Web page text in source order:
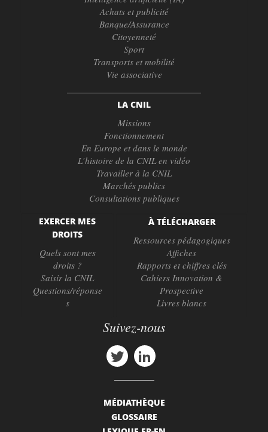
Achats et publicité
Banque/Assurance
Citoyenneté
Sport
Transports et mobilité
Vie associative
LA CNIL
Missions
Fonctionnement
En Europe et dans le monde
L’histoire de la CNIL en vidéo
Travailler à la CNIL
Marchés publics
Consultations publiques
EXERCER MES
DROITS
Quels sont mes
droits ?
Saisir la CNIL
Questions/réponse
s
À TÉLÉCHARGER
Ressources pédagogiques
Affiches
Rapports et chiffres clés
Cahiers Innovation &
Prospective
Livres blancs
Suivez-nous
MÉDIATHÈQUE
GLOSSAIRE